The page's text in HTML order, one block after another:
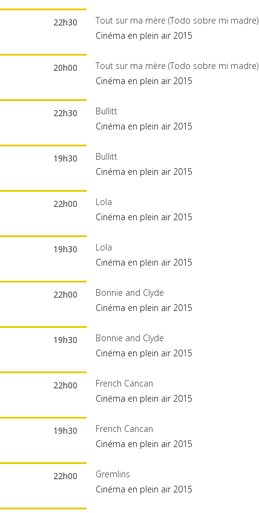
22h30
Tout sur ma mère (Todo sobre mi madre)
Cinéma en plein air 2015
20h00
Tout sur ma mère (Todo sobre mi madre)
Cinéma en plein air 2015
22h30
Bullitt
Cinéma en plein air 2015
19h30
Bullitt
Cinéma en plein air 2015
22h00
Lola
Cinéma en plein air 2015
19h30
Lola
Cinéma en plein air 2015
22h00
Bonnie and Clyde
Cinéma en plein air 2015
19h30
Bonnie and Clyde
Cinéma en plein air 2015
22h00
French Cancan
Cinéma en plein air 2015
19h30
French Cancan
Cinéma en plein air 2015
22h00
Gremlins
Cinéma en plein air 2015